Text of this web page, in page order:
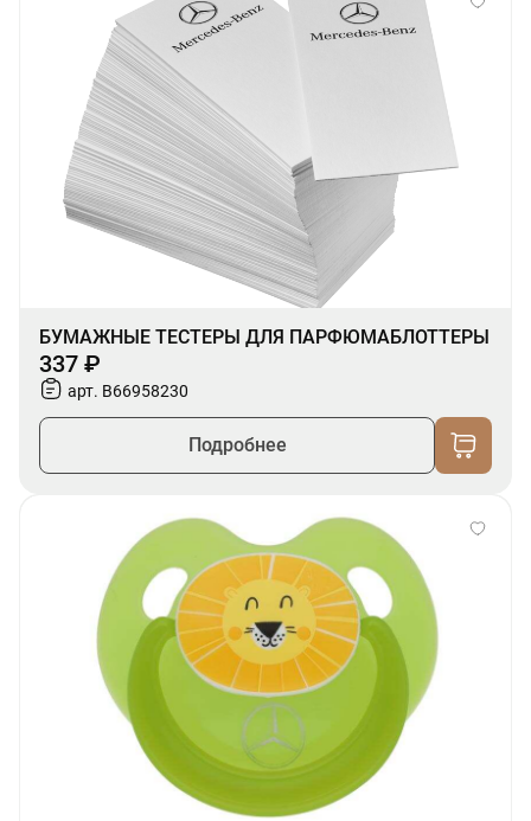
БУМАЖНЫЕ ТЕСТЕРЫ ДЛЯ ПАРФЮМАБЛОТТЕРЫ
337 ₽
арт. B66958230
Подробнее